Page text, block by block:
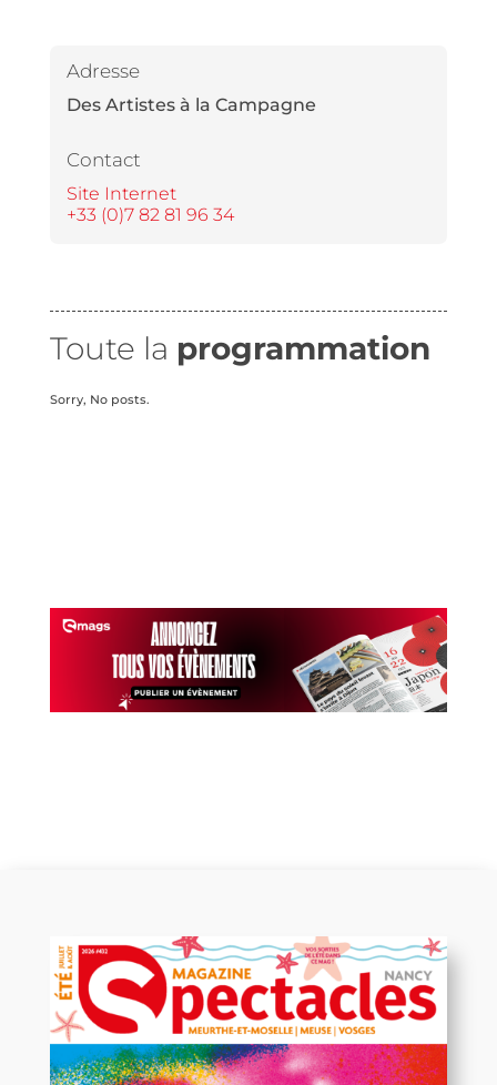
Adresse
Des Artistes à la Campagne
Contact
Site Internet
+33 (0)7 82 81 96 34
Toute la programmation
Sorry, No posts.